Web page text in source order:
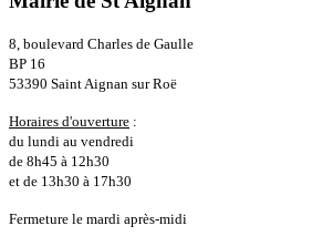
8, boulevard Charles de Gaulle
BP 16
53390 Saint Aignan sur Roë
Horaires d'ouverture :
du lundi au vendredi
de 8h45 à 12h30
et de 13h30 à 17h30
Fermeture le mardi après-midi